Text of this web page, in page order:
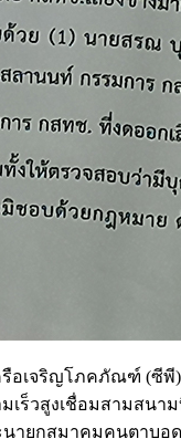
รือเจริญโภคภัณฑ์ (ซีพี
ร็วสูงเชื่อมสามสนาม
ายกสมาคมคนตาบอ